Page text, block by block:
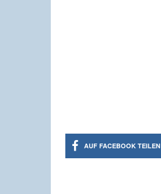
AUF FACEBOOK TEILEN